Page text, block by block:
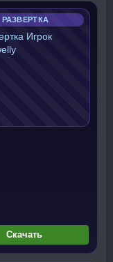
РАЗВЕРТКА
Скачать